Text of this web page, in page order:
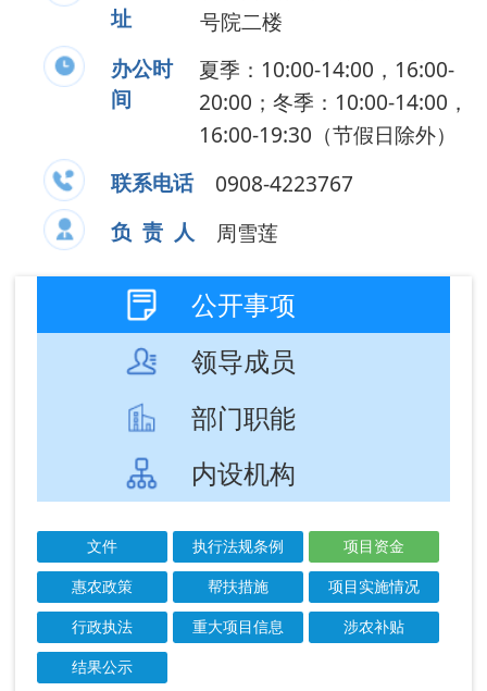
联系电话
0908-4223767
负 责 人
周雪莲
公开事项
领导成员
执行法规条例
项目资金
帮扶措施
项目实施情况
信息标题 文 号
成文
日期
阿图什市2025年
11月衔接资金项
目进度情况
2025-
11-30
2025-
12-01
阿图什市2025年
10月衔接资金项
目进度情况
2025-
2025-